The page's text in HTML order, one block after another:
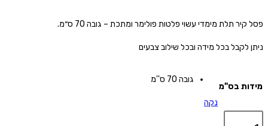
פסל קיר תלת מימדי עשוי פלטות פולימר ומתכת – גובה 70 ס״מ.
ניתן לקבל בכל מידה ובכל שילוב צבעים
מידות בס"מ
גובה 70 ס''מ
נקה